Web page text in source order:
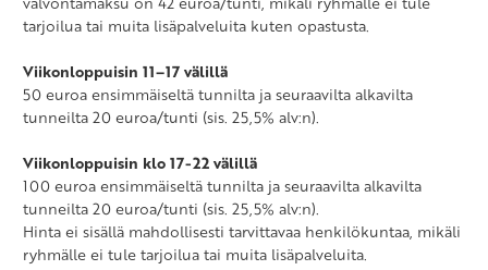
tarjoilua tai muita lisäpalveluita kuten opastusta.
Viikonloppuisin 11–17 välillä
50 euroa ensimmäiseltä tunnilta ja seuraavilta alkavilta
tunneilta 20 euroa/tunti (sis. 25,5% alv:n).
Viikonloppuisin klo 17-22 välillä
100 euroa ensimmäiseltä tunnilta ja seuraavilta alkavilta
tunneilta 20 euroa/tunti (sis. 25,5% alv:n).
Hinta ei sisällä mahdollisesti tarvittavaa henkilökuntaa, mikäli
ryhmälle ei tule tarjoilua tai muita lisäpalveluita.